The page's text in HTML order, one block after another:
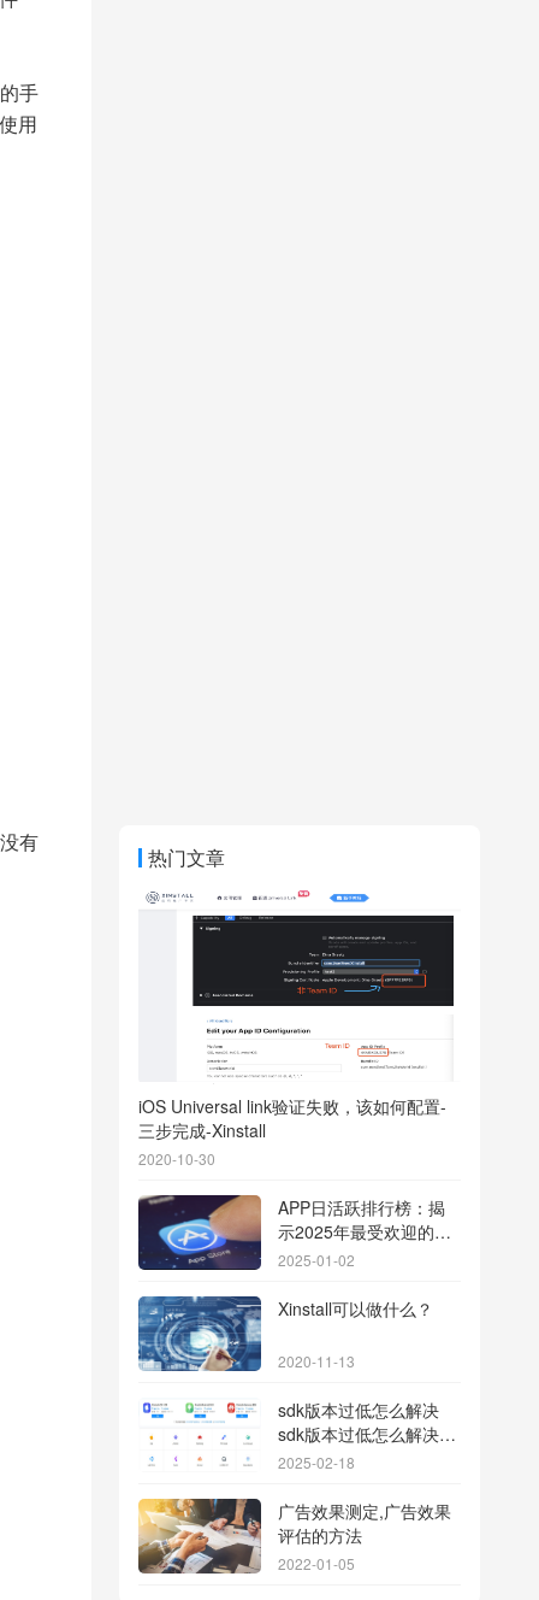
手
用
有
热门文章
iOS Universal link验证失败，该如何配置-
三步完成-Xinstall
2020-10-30
APP日活跃排行榜：揭
示2025年最受欢迎的应
用背后的秘密
2025-01-02
Xinstall可以做什么？
2020-11-13
sdk版本过低怎么解决
sdk版本过低怎么解决华
为
2025-02-18
广告效果测定,广告效果
评估的方法
2022-01-05